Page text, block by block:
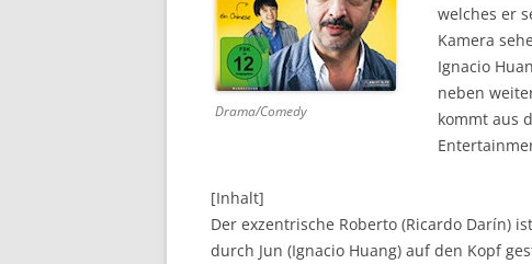
GAMES
HD-DVD
Drama/Comedy
welches er
Kamera
Ignacio
neben
kommt aus
[Inhalt]
Der exzentrische Roberto (Ricardo Darín)
durch Jun (Ignacio Huang) auf den Kopf